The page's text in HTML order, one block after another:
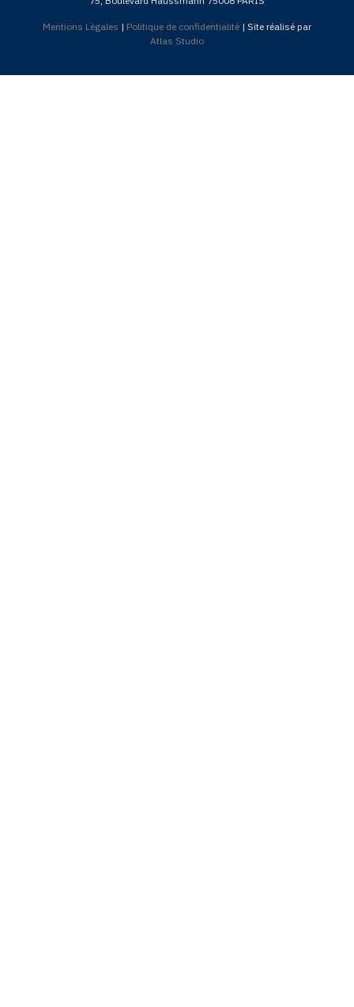
Mentions Légales | Politique de confidentialité | Site réalisé par
Atlas Studio